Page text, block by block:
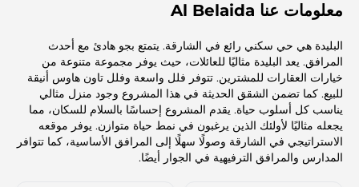
معلومات عنا Al Belaida
البليدة هي حي سكني رائع في الشارقة. يتمتع بجو هادئ مع أحدث
المرافق. يعد البليدة مثاليًا للعائلات، حيث يوفر مجموعة متنوعة من
خيارات العقارات للمشترين. تتوفر فلل واسعة وفلل تاون هاوس أنيقة
للبيع. كما تضمن الشقق الحديثة في هذا المشروع وجود منزل مثالي
يناسب كل أسلوب حياة. يقدم المشروع إحساسًا بالسلام للسكان، مما
يجعله مثاليًا لأولئك الذين يرغبون في نمط حياة متوازن. يوفر موقعه
الاستراتيجي في الشارقة وصولًا سهلًا إلى المرافق الأساسية، كما تتوافر
المدارس والمرافق الترفيهية في الجوار أيضًا.